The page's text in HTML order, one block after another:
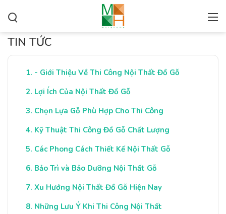
TIN TỨC
- Giới Thiệu Về Thi Công Nội Thất Đồ Gỗ
Lợi Ích Của Nội Thất Đồ Gỗ
Chọn Lựa Gỗ Phù Hợp Cho Thi Công
Kỹ Thuật Thi Công Đồ Gỗ Chất Lượng
Các Phong Cách Thiết Kế Nội Thất Gỗ
Bảo Trì và Bảo Dưỡng Nội Thất Gỗ
Xu Hướng Nội Thất Đồ Gỗ Hiện Nay
Những Lưu Ý Khi Thi Công Nội Thất